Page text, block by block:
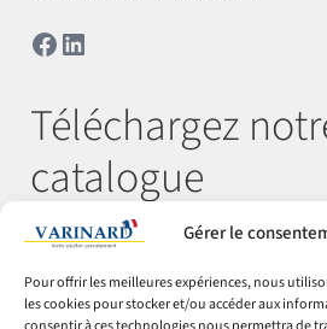
Gérer le
Pour offrir les meilleures expériences, nous
les cookies pour stocker et/ou accéder aux
Facebook
LinkedIn
Téléchargez
catalogue